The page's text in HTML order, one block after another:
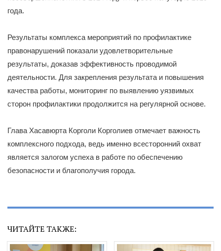
года.
Результаты комплекса мероприятий по профилактике
правонарушений показали удовлетворительные
результаты, доказав эффективность проводимой
деятельности. Для закрепления результата и повышения
качества работы, мониторинг по выявлению уязвимых
сторон профилактики продолжится на регулярной основе.
Глава Хасавюрта Корголи Корголиев отмечает важность
комплексного подхода, ведь именно всесторонний охват
является залогом успеха в работе по обеспечению
безопасности и благополучия города.
ЧИТАЙТЕ ТАКЖЕ: